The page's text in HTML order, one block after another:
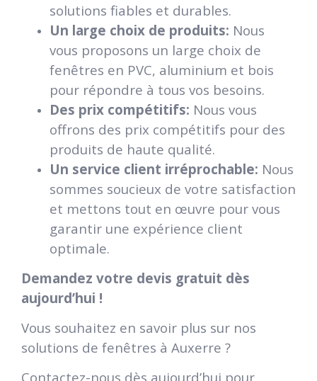
solutions fiables et durables.
Un large choix de produits: Nous
vous proposons un large choix de
fenêtres en PVC, aluminium et bois
pour répondre à tous vos besoins.
Des prix compétitifs: Nous vous
offrons des prix compétitifs pour des
produits de haute qualité.
Un service client irréprochable: Nous
sommes soucieux de votre satisfaction
et mettons tout en œuvre pour vous
garantir une expérience client
optimale.
Demandez votre devis gratuit dès
aujourd’hui !
Vous souhaitez en savoir plus sur nos
solutions de fenêtres à Auxerre ?
Contactez-nous dès aujourd’hui pour